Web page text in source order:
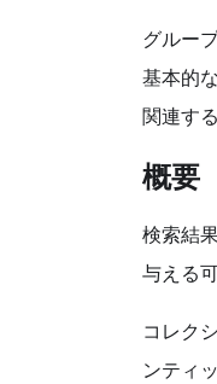
グルー
基本的
関連す
概要
検索結
与える
コレク
ンティ